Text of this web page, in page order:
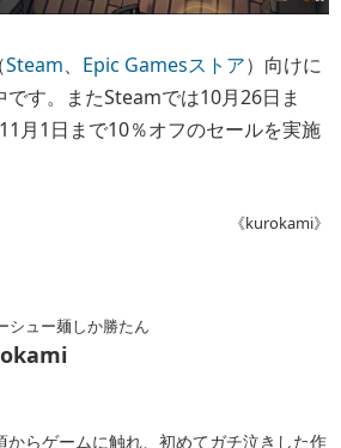
Steam、 Epic Gamesストア）向けに
す。またSteamでは10月26日ま
月1日まで10％オフのセールを実施
《kurokami》
シュー麺しか勝たん
からゲームに触れ、初めてガチ泣きした作